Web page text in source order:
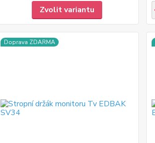
Zvolit variantu
Doprava ZDARMA